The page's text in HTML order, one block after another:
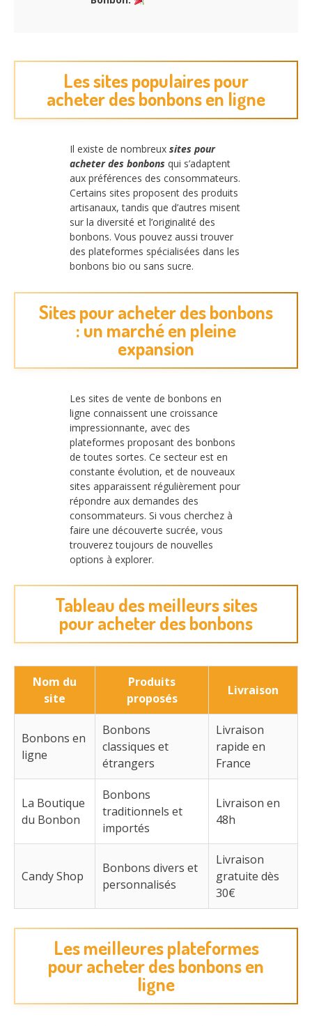
Les sites populaires pour
acheter des bonbons en ligne
Il existe de nombreux sites pour
acheter des bonbons qui s’adaptent
aux préférences des consommateurs.
Certains sites proposent des produits
artisanaux, tandis que d’autres misent
sur la diversité et l’originalité des
bonbons. Vous pouvez aussi trouver
des plateformes spécialisées dans les
bonbons bio ou sans sucre.
Sites pour acheter des bonbons
: un marché en pleine
expansion
Les sites de vente de bonbons en
ligne connaissent une croissance
impressionnante, avec des
plateformes proposant des bonbons
de toutes sortes. Ce secteur est en
constante évolution, et de nouveaux
sites apparaissent régulièrement pour
répondre aux demandes des
consommateurs. Si vous cherchez à
faire une découverte sucrée, vous
trouverez toujours de nouvelles
options à explorer.
Tableau des meilleurs sites
pour acheter des bonbons
Nom du
site
Produits
proposés
Livraison
Bonbons en
ligne
Bonbons
classiques et
étrangers
Livraison
rapide en
France
La Boutique
du Bonbon
Bonbons
traditionnels et
importés
Livraison en
48h
Candy Shop
Bonbons divers et
personnalisés
Livraison
gratuite dès
30€
Les meilleures plateformes
pour acheter des bonbons en
ligne